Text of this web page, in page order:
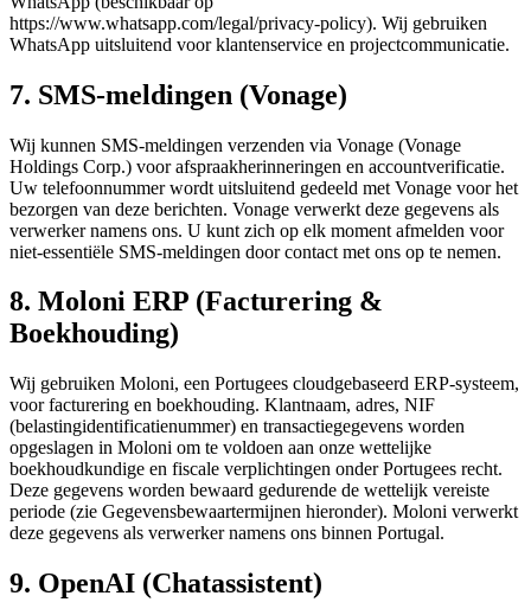
https://www.whatsapp.com/legal/privacy-policy). Wij gebruiken
WhatsApp uitsluitend voor klantenservice en projectcommunicatie.
7. SMS-meldingen (Vonage)
Wij kunnen SMS-meldingen verzenden via Vonage (Vonage
Holdings Corp.) voor afspraakherinneringen en accountverificatie.
Uw telefoonnummer wordt uitsluitend gedeeld met Vonage voor het
bezorgen van deze berichten. Vonage verwerkt deze gegevens als
verwerker namens ons. U kunt zich op elk moment afmelden voor
niet-essentiële SMS-meldingen door contact met ons op te nemen.
8. Moloni ERP (Facturering &
Boekhouding)
Wij gebruiken Moloni, een Portugees cloudgebaseerd ERP-systeem,
voor facturering en boekhouding. Klantnaam, adres, NIF
(belastingidentificatienummer) en transactiegegevens worden
opgeslagen in Moloni om te voldoen aan onze wettelijke
boekhoudkundige en fiscale verplichtingen onder Portugees recht.
Deze gegevens worden bewaard gedurende de wettelijk vereiste
periode (zie Gegevensbewaartermijnen hieronder). Moloni verwerkt
deze gegevens als verwerker namens ons binnen Portugal.
9. OpenAI (Chatassistent)